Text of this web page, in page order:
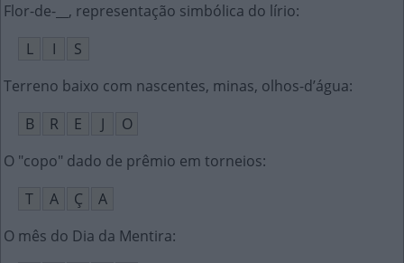
Flor-de-__, representação simbólica do lírio:
L
I
S
Terreno baixo com nascentes, minas, olhos-d’água:
B
R E J
O
O "copo" dado de prêmio em torneios:
T
A Ç
A
O mês do Dia da Mentira: